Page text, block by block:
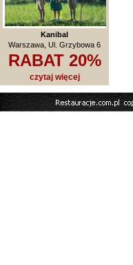
Kanibal
Warszawa, Ul. Grzybowa 6
RABAT 20%
czytaj więcej